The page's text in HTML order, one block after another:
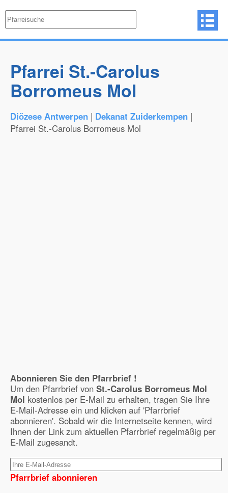
Pfarrei St.-Carolus
Borromeus Mol
Diözese Antwerpen | Dekanat Zuiderkempen |
Pfarrei St.-Carolus Borromeus Mol
Abonnieren Sie den Pfarrbrief !
Um den Pfarrbrief von St.-Carolus Borromeus Mol
Mol kostenlos per E-Mail zu erhalten, tragen Sie Ihre
E-Mail-Adresse ein und klicken auf 'Pfarrbrief
abonnieren'. Sobald wir die Internetseite kennen, wird
Ihnen der Link zum aktuellen Pfarrbrief regelmäßig per
E-Mail zugesandt.
Pfarrbrief abonnieren